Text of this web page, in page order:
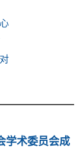
学术委员会成